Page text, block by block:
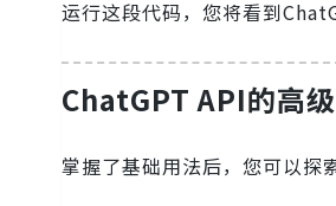
运行这段代码，您将看到
ChatGPT API的高
掌握了基础用法后，您可以探